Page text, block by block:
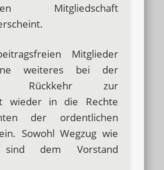
Mitgliedschaft
Mitglieder
weiteres bei der
Rückkehr zur
wieder in die Rechte
der ordentlichen
Sowohl Wegzug wie
sind dem Vorstand